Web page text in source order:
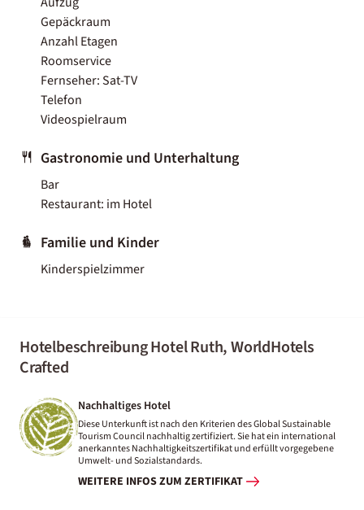
Gepäckraum
Anzahl Etagen
Roomservice
Fernseher: Sat-TV
Telefon
Videospielraum
Gastronomie und Unterhaltung
Bar
Restaurant: im Hotel
Familie und Kinder
Kinderspielzimmer
Hotelbeschreibung Hotel Ruth, WorldHotels
Crafted
Nachhaltiges Hotel
Diese Unterkunft ist nach den Kriterien des Global Sustainable
Tourism Council nachhaltig zertifiziert. Sie hat ein international
anerkanntes Nachhaltigkeitszertifikat und erfüllt vorgegebene
Umwelt- und Sozialstandards.
WEITERE INFOS ZUM ZERTIFIKAT